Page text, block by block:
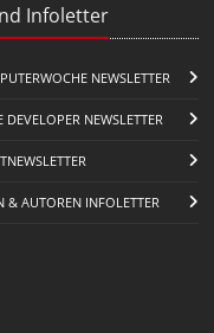
Infoletter
NEWSLETTER
DEVELOPER NEWSLETTER
& AUTOREN INFOLETTER